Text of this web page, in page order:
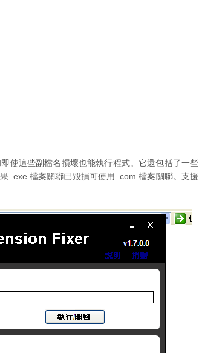
使這些副檔名損壞也能執行程式。它還包括了一些
.exe 檔案關聯已毀損可使用 .com 檔案關聯。支援